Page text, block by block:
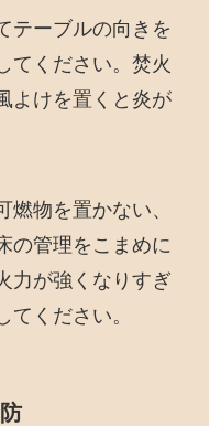
テーブルの向きを
てください。焚火
よけを置くと炎が
物を置かない、
の管理をこまめに
力が強くなりすぎ
ください。